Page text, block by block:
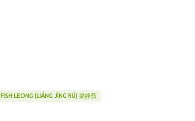
FISH LEONG (LIÁNG JÌNG RÚ) 梁静茹